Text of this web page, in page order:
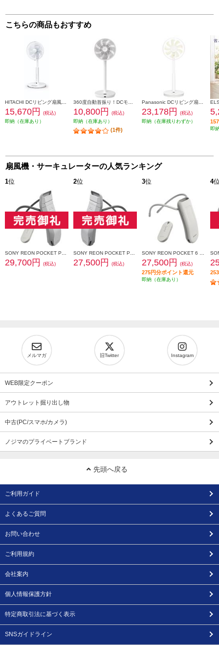
こちらの商品もおすすめ
15,670円
(税込)
即納（在庫あり）
10,800円
(税込)
即納（在庫あり）
(1件)
23,178円
(税込)
即納（在庫残りわずか）
即
扇風機・サーキュレーターの人気ランキング
1位
29,700円 (税込)
2位
27,500円 (税込)
3位
27,500円 (税込)
275円分ポイント還元
即納（在庫あり）
4
メルマガ 旧Twitter Instagram
WEB限定クーポン
アウトレット掘り出し物
中古(PC/スマホ/カメラ)
ノジマのプライベートブランド
先頭へ戻る
ご利用ガイド
よくあるご質問
お問い合わせ
ご利用規約
会社案内
個人情報保護方針
特定商取引法に基づく表示
SNSガイドライン